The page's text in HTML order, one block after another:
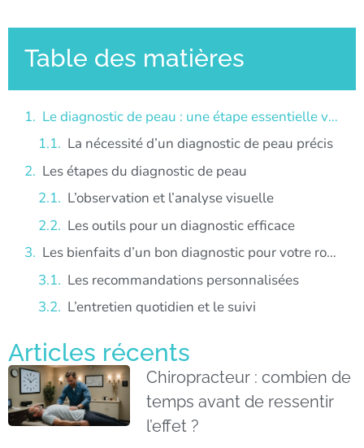
Table des matières
Le diagnostic de peau : une étape essentielle vers une peau éclatante
La nécessité d’un diagnostic de peau précis
Les étapes du diagnostic de peau
L’observation et l’analyse visuelle
Les outils pour un diagnostic efficace
Les bienfaits d’un bon diagnostic pour votre routine de soins
Les recommandations personnalisées
L’entretien quotidien et le suivi
Articles récents
Chiropracteur : combien de
temps avant de ressentir
l’effet ?